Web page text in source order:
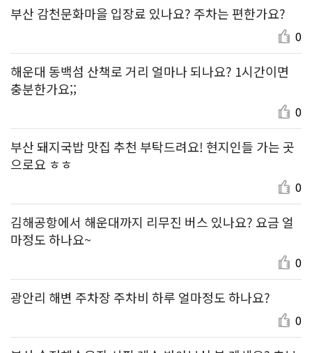
부산 감천문화마을 입장료 있나요? 주차는 편한가요?
0
해운대 동백섬 산책로 거리 얼마나 되나요? 1시간이면
충분한가요;;
0
부산 돼지국밥 맛집 추천 부탁드려요! 현지인들 가는 곳
으로요 ㅎㅎ
0
김해공항에서 해운대까지 리무진 버스 있나요? 요금 얼
마정도 하나요~
0
광안리 해변 주차장 주차비 하루 얼마정도 하나요?
0